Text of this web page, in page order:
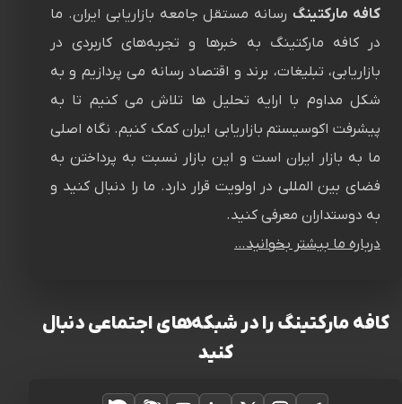
کافه مارکتینگرسانه‌ مستقل جامعه بازاریابی ایران. ما
در کافه مارکتینگ به خبرها و تجربه‌های کاربردی در
بازاریابی، تبلیغات، برند و اقتصاد رسانه می پردازیم و به
شکل مداوم با ارایه تحلیل ها تلاش می کنیم تا به
پیشرفت اکوسیستم بازاریابی ایران کمک کنیم. نگاه اصلی
ما به بازار ایران است و این بازار نسبت به پرداختن به
فضای بین المللی در اولویت قرار دارد. ما را دنبال کنید و
به دوستداران معرفی کنید.
درباره ما بیشتر بخوانید…
کافه مارکتینگ را در شبکه‌های اجتماعی دنبال
کنید